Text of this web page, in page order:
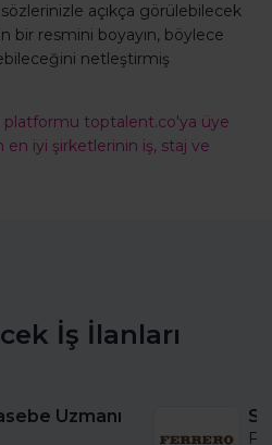
açıkça görülebilecek
bir resmini boyayın, böylece
netleştirmiş
platformu toptalent.co'ya üye
en iyi şirketlerinin iş, staj ve
İş İlanları
Uzmanı